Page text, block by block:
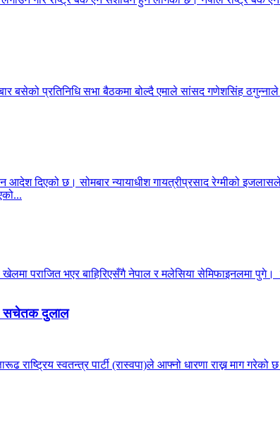
बसेको प्रतिनिधि सभा बैठकमा बोल्दै एमाले सांसद गणेशसिंह ठगुन्नाले
आदेश दिएको छ। सोमबार न्यायाधीश गायत्रीप्रसाद रेग्मीको
पराजित भएर बाहिरिएसँगै नेपाल र मलेसिया सेमिफाइनलमा पुगे।
सचेतक दुलाल
राष्ट्रिय स्वतन्त्र पार्टी (रास्वपा)ले आफ्नो धारणा राख्न माग